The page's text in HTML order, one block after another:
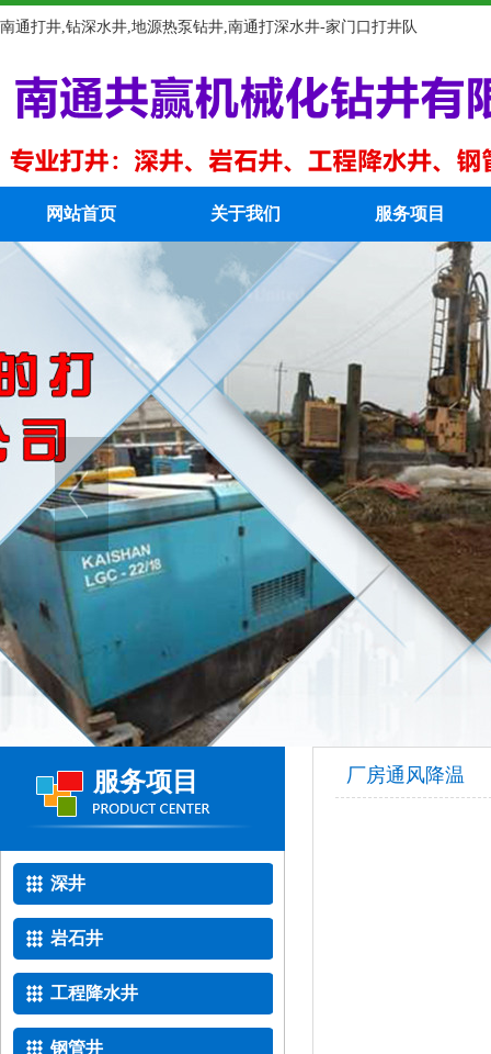
南通打井,钻深水井,地源热泵钻井,南通打深水井-家门口打井队
网站首页 关于我们 服务项目
服务项目
深井
岩石井
工程降水井
钢管井
厂房通风降温